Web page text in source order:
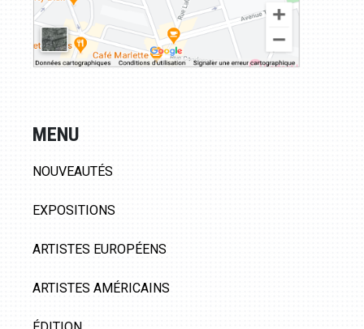
MENU
NOUVEAUTÉS
EXPOSITIONS
ARTISTES EUROPÉENS
ARTISTES AMÉRICAINS